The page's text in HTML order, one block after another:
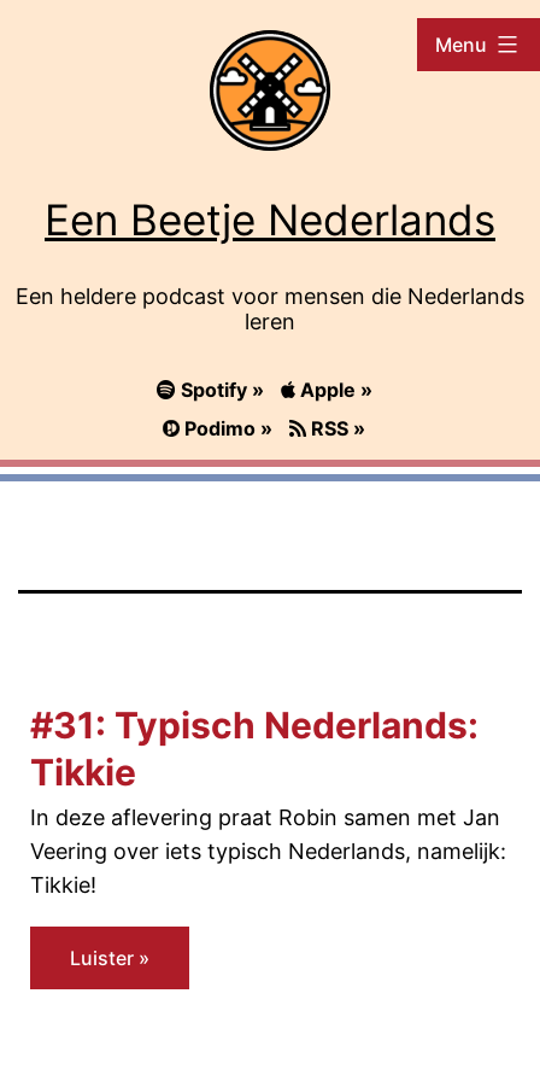
Een Beetje Nederlands
Een heldere podcast voor mensen die Nederlands
leren
Spotify »
Apple »
Podimo »
RSS »
Menu
#31: Typisch Nederlands:
Tikkie
In deze aflevering praat Robin samen met Jan
Veering over iets typisch Nederlands, namelijk:
Tikkie!
Luister »